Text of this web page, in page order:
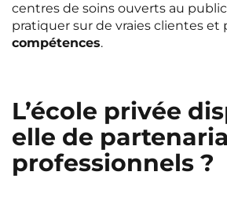
centres de soins ouverts au
pratiquer sur de vraies clientes et
compétences.
L’école privée
elle de
professionnels ?